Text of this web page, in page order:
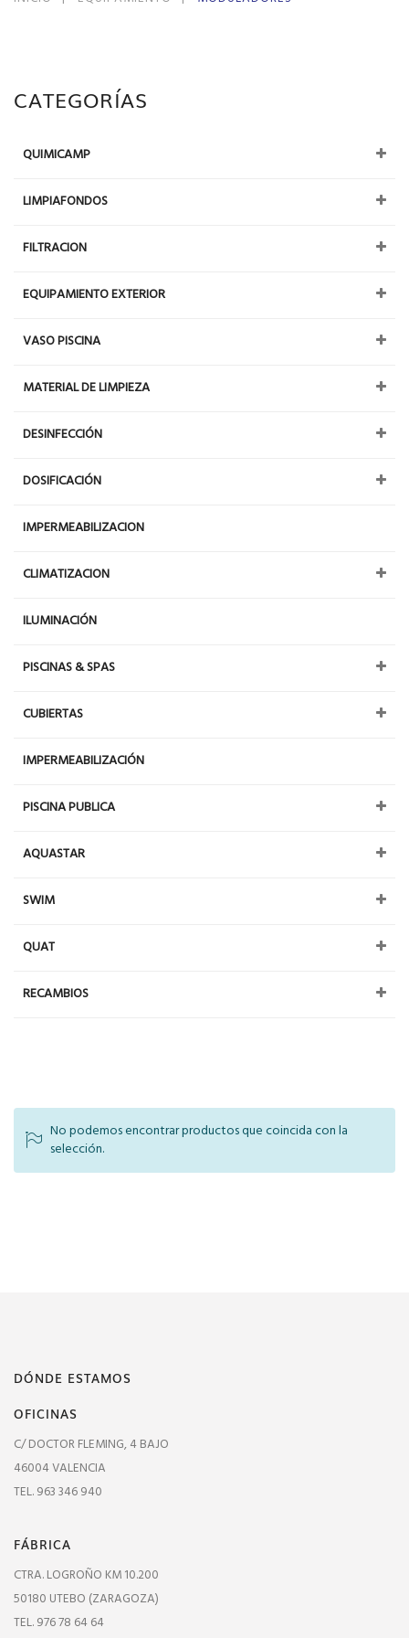
No podemos encontrar productos que coincida con la
selección.
CATEGORÍAS
QUIMICAMP
LIMPIAFONDOS
FILTRACION
EQUIPAMIENTO EXTERIOR
VASO PISCINA
MATERIAL DE LIMPIEZA
DESINFECCIÓN
DOSIFICACIÓN
IMPERMEABILIZACION
CLIMATIZACION
ILUMINACIÓN
PISCINAS & SPAS
CUBIERTAS
IMPERMEABILIZACIÓN
PISCINA PUBLICA
AQUASTAR
SWIM
QUAT
RECAMBIOS
DÓNDE ESTAMOS
OFICINAS
C/ DOCTOR FLEMING, 4 BAJO
46004 VALENCIA
TEL. 963 346 940
FÁBRICA
CTRA. LOGROÑO KM 10.200
50180 UTEBO (ZARAGOZA)
TEL. 976 78 64 64